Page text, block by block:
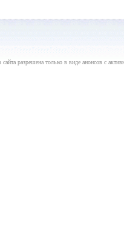
разрешена только в виде анонсов с